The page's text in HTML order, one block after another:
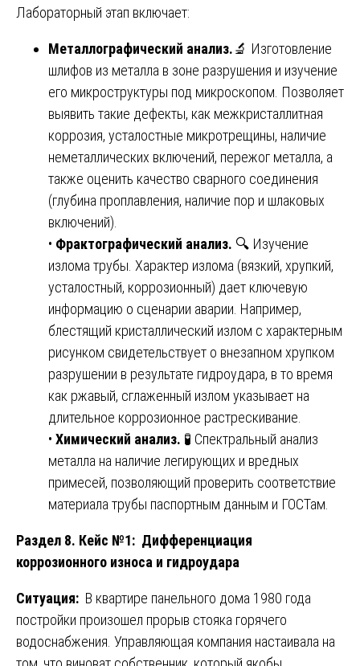
Лабораторный этап включает:
Металлографический анализ.🔬 Изготовление
шлифов из металла в зоне разрушения и изучение
его микроструктуры под микроскопом. Позволяет
выявить такие дефекты, как межкристаллитная
коррозия, усталостные микротрещины, наличие
неметаллических включений, пережог металла, а
также оценить качество сварного соединения
(глубина проплавления, наличие пор и шлаковых
включений).
• Фрактографический анализ. 🔍 Изучение
излома трубы. Характер излома (вязкий, хрупкий,
усталостный, коррозионный) дает ключевую
информацию о сценарии аварии. Например,
блестящий кристаллический излом с характерным
рисунком свидетельствует о внезапном хрупком
разрушении в результате гидроудара, в то время
как ржавый, сглаженный излом указывает на
длительное коррозионное растрескивание.
• Химический анализ. 🧪 Спектральный анализ
металла на наличие легирующих и вредных
примесей, позволяющий проверить соответствие
материала трубы паспортным данным и ГОСТам.
Раздел 8. Кейс №1: Дифференциация
коррозионного износа и гидроудара
Ситуация: В квартире панельного дома 1980 года
постройки произошел прорыв стояка горячего
водоснабжения. Управляющая компания настаивала на